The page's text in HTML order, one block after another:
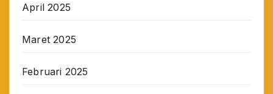
April 2025
Maret 2025
Februari 2025